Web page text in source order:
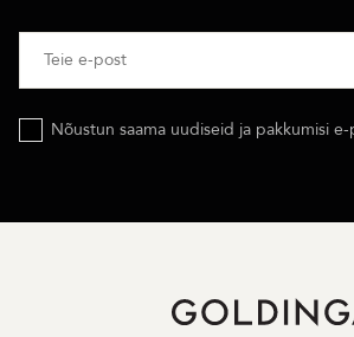
Nõustun saama uudiseid ja pakkumisi